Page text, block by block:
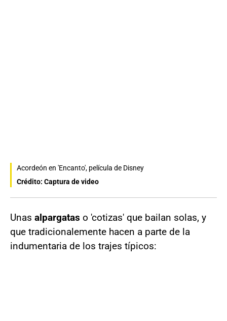
Acordeón en 'Encanto', película de Disney
Crédito: Captura de video
Unas alpargatas o 'cotizas' que bailan solas, y
que tradicionalemente hacen a parte de la
indumentaria de los trajes típicos: